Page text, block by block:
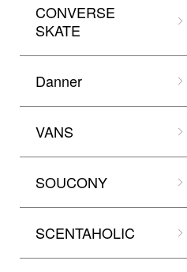
CONVERSE
SKATE
Danner
VANS
SOUCONY
SCENTAHOLIC